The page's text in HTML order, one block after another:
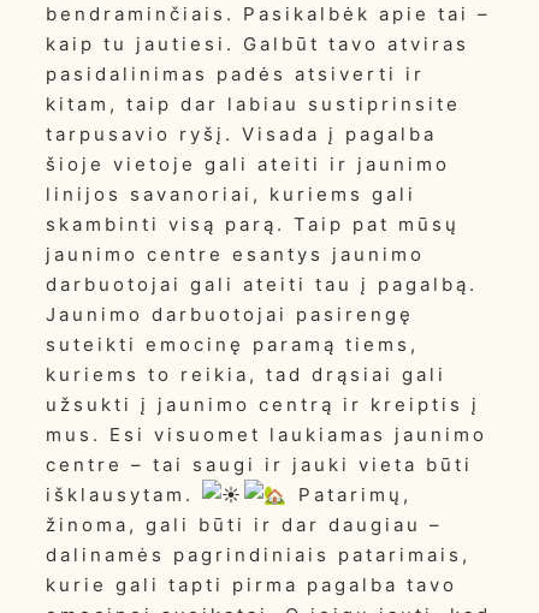
bendraminčiais. Pasikalbėk apie tai –
kaip tu jautiesi. Galbūt tavo atviras
pasidalinimas padės atsiverti ir
kitam, taip dar labiau sustiprinsite
tarpusavio ryšį. Visada į pagalba
šioje vietoje gali ateiti ir jaunimo
linijos savanoriai, kuriems gali
skambinti visą parą. Taip pat mūsų
jaunimo centre esantys jaunimo
darbuotojai gali ateiti tau į pagalbą.
Jaunimo darbuotojai pasirengę
suteikti emocinę paramą tiems,
kuriems to reikia, tad drąsiai gali
užsukti į jaunimo centrą ir kreiptis į
mus. Esi visuomet laukiamas jaunimo
centre – tai saugi ir jauki vieta būti
išklausytam.
Patarimų,
žinoma, gali būti ir dar daugiau –
dalinamės pagrindiniais patarimais,
kurie gali tapti pirma pagalba tavo